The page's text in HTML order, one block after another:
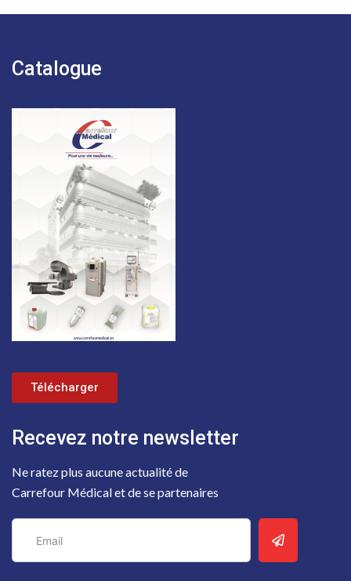
Recevez notre newsletter
Ne ratez plus aucune actualité de
Carrefour Médical et de se partenaires
Catalogue
Télécharger